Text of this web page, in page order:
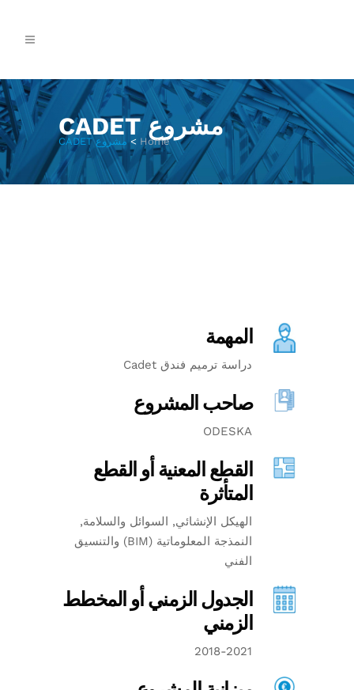
مشروع CADET
Home
>مشروع CADET
المهمة
دراسة ترميم فندق Cadet
صاحب المشروع
ODESKA
القطع المعنية أو القطع
المتأثرة
الهيكل الإنشائي, السوائل والسلامة,
النمذجة المعلوماتية (BIM) والتنسيق
الفني
الجدول الزمني أو المخطط
الزمني
2018-2021